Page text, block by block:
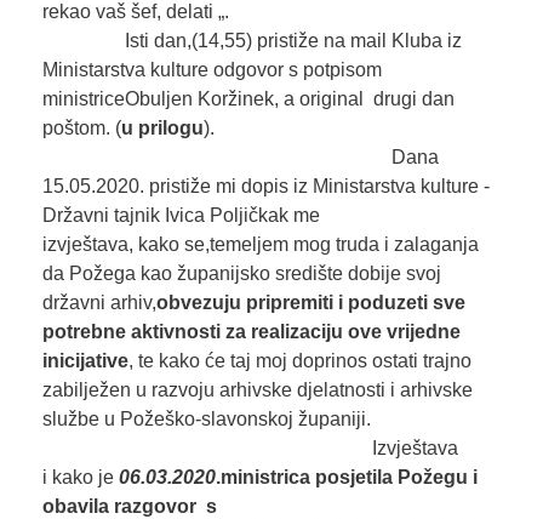
rekao vaš šef, delati „.
Isti dan,(14,55) pristiže na mail Kluba iz
Ministarstva kulture odgovor s potpisom
ministriceObuljen Koržinek, a original drugi dan
poštom. (u prilogu).
Dana
15.05.2020. pristiže mi dopis iz Ministarstva kulture -
Državni tajnik Ivica Poljičkak me
izvještava, kako se,temeljem mog truda i zalaganja
da Požega kao županijsko središte dobije svoj
državni arhiv,obvezuju pripremiti i poduzeti sve
potrebne aktivnosti za realizaciju ove vrijedne
inicijative, te kako će taj moj doprinos ostati trajno
zabilježen u razvoju arhivske djelatnosti i arhivske
službe u Požeško-slavonskoj županiji.
Izvještava
i kako je 06.03.2020.ministricaposjetilaPožegu i
obavila razgovors